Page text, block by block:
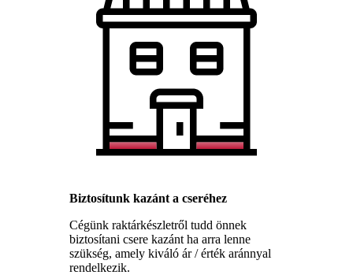
Biztosítunk kazánt a cseréhez
Cégünk raktárkészletről tudd önnek
biztosítani csere kazánt ha arra lenne
szükség, amely kiváló ár / érték aránnyal
rendelkezik.